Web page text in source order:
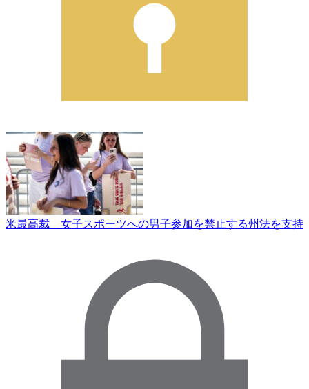
米最高裁 女子スポーツへの男子参加を禁止する州法を支持